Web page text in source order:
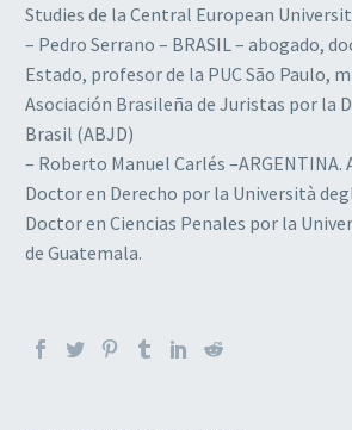
Studies de la Central European
– Pedro Serrano – BRASIL – abogado,
Estado, profesor de la PUC São Paulo,
Asociación Brasileña de Juristas por la
Brasil (ABJD)
– Roberto Manuel Carlés
Doctor en Derecho por la Università
Doctor en Ciencias Penales por la
de Guatemala.